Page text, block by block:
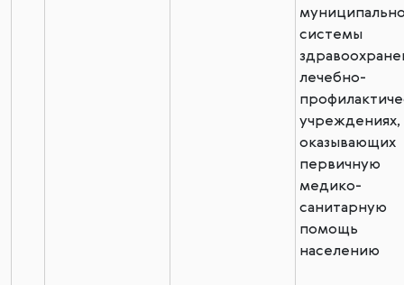
системы
лечебно-
учреждениях,
оказывающих
первичную
медико-
санитарную
помощь
населению